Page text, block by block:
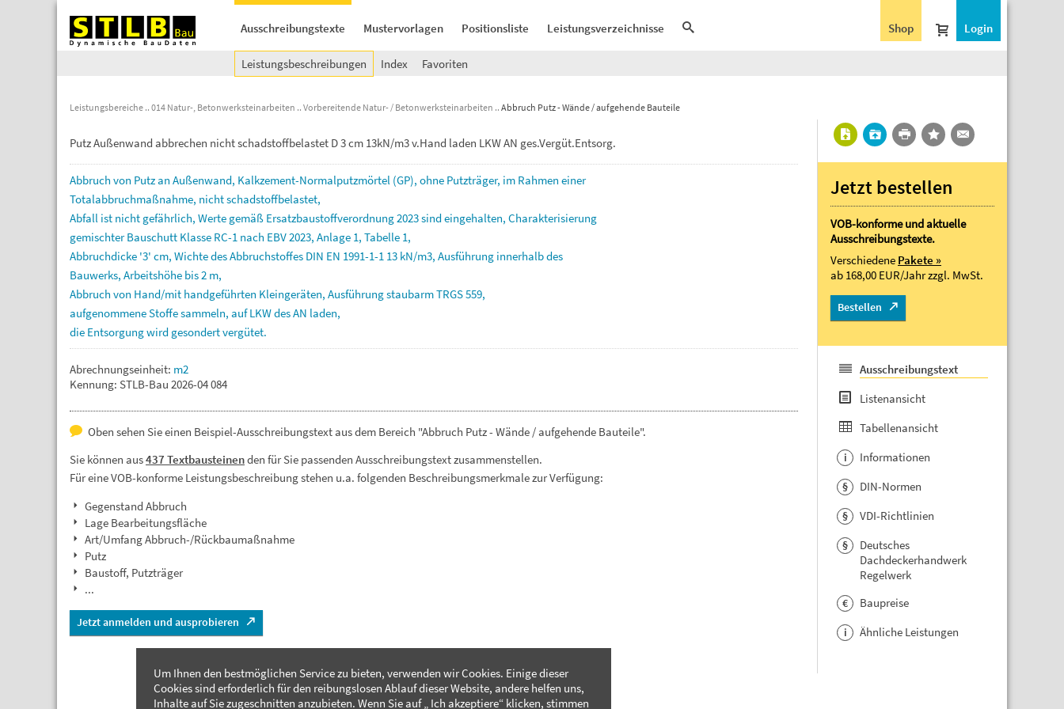
Ausschreibungstexte Mustervorlagen Positionsliste Leistungsverzeichnisse Login
Shop
Leistungsbeschreibungen Index Favoriten
Leistungsbereiche 014 Natur-, Betonwerksteinarbeiten Vorbereitende Natur- / Betonwerksteinarbeiten Abbruch Putz - Wände / aufgehende Bauteile
Putz Außenwand abbrechen nicht schadstoffbelastet D 3 cm 13kN/m3 v.Hand laden LKW AN ges.Vergüt.Entsorg.
Abbruch von Putzan Außenwand, Kalkzement-Normalputzmörtel (GP), ohne Putzträger, im Rahmen einer
Totalabbruchmaßnahme, nichtschadstoffbelastet,
Abfall ist nicht gefährlich, Werte gemäß Ersatzbaustoffverordnung2023sindeingehalten, Charakterisierung
gemischterBauschutt Klasse RC-1 nach EBV2023, Anlage 1, Tabelle 1,
Abbruchdicke '3' cm, WichtedesAbbruchstoffes DIN EN 1991-1-1 13 kN/m3, Ausführung innerhalbdes
Bauwerks, Arbeitshöhe bis2 m,
Abbruch von Hand/mit handgeführten Kleingeräten, AusführungstaubarmTRGS559,
aufgenommeneStoffesammeln, aufLKWdesAN laden,
die Entsorgungwird gesondertvergütet.
Abrechnungseinheit: m2
Kennung: STLB-Bau 2026-04 084
Oben sehen Sie einen Beispiel-Ausschreibungstext aus dem Bereich "Abbruch Putz - Wände / aufgehende Bauteile".
Sie können aus437 Textbausteinenden für Sie passenden Ausschreibungstext zusammenstellen.
Für eine VOB-konforme Leistungsbeschreibung stehen u.a. folgenden Beschreibungsmerkmale zur Verfügung:
Gegenstand Abbruch
Lage Bearbeitungsfläche
Art/Umfang Abbruch-/Rückbaumaßnahme
Putz
Baustoff, Putzträger
...
Jetzt anmelden und ausprobieren
Jetzt bestellen
VOB-konforme und aktuelle
Ausschreibungstexte.
Verschiedene Pakete »
ab 168,00 EUR/Jahrzzgl. MwSt.
Bestellen
Ausschreibungstext
Listenansicht
Tabellenansicht
i Informationen
§ DIN-Normen
§ VDI-Richtlinien
§
Deutsches
Dachdeckerhandwerk
Regelwerk
€ Baupreise
i Ähnliche Leistungen
Um Ihnen den bestmöglichen Service zu bieten, verwenden wir Cookies. Einige dieser
Cookies sind erforderlich für den reibungslosen Ablauf dieser Website, andere helfen uns,
Inhalte auf Sie zugeschnitten anzubieten. Wenn Sie auf „ Ich akzeptiere“ klicken, stimmen